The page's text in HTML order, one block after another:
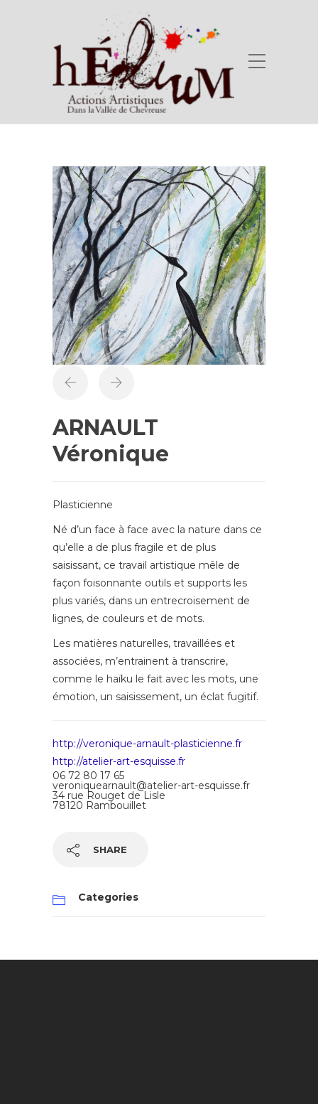
ARNAULT
Véronique
Plasticienne
Né d’un face à face avec la nature dans ce
qu’elle a de plus fragile et de plus
saisissant, ce travail artistique mêle de
façon foisonnante outils et supports les
plus variés, dans un entrecroisement de
lignes, de couleurs et de mots.
Les matières naturelles, travaillées et
associées, m’entrainent à transcrire,
comme le haïku le fait avec les mots, une
émotion, un saisissement, un éclat fugitif.
http://veronique-arnault-plasticienne.fr
http://atelier-art-esquisse.fr
06 72 80 17 65
veroniquearnault@atelier-art-esquisse.fr
34 rue Rouget de Lisle
78120 Rambouillet
SHARE
Categories